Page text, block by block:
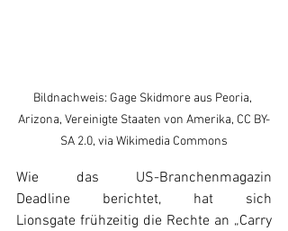
Bildnachweis: Gage Skidmore aus Peoria,
Arizona, Vereinigte Staaten von Amerika, CC BY-
SA 2.0, via Wikimedia Commons
Wie das US-Branchenmagazin
Deadline berichtet, hat sich
Lionsgate frühzeitig die Rechte an „Carry